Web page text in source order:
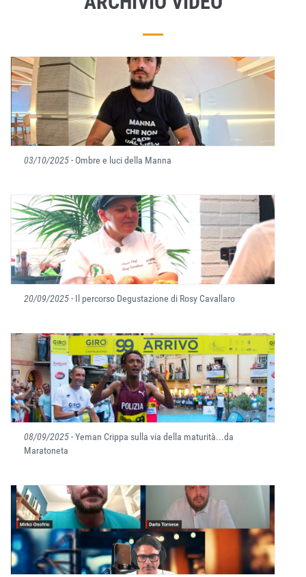
03/10/2025- Ombre e luci della Manna
20/09/2025- Il percorso Degustazione di Rosy Cavallaro
08/09/2025- Yeman Crippa sulla via della maturità...da
Maratoneta